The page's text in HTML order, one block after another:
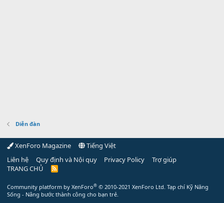
Diễn đàn
XenForo Magazine
Tiếng Việt
Liên hệ
Quy định và Nội quy Privacy Policy
Trợ giúp
TRANG CHỦ
R
Community platform by XenForo® © 2010-2021 XenForo Ltd. Tạp chí Kỹ Năng
Sống - Nâng bước thành công cho bạn trẻ.